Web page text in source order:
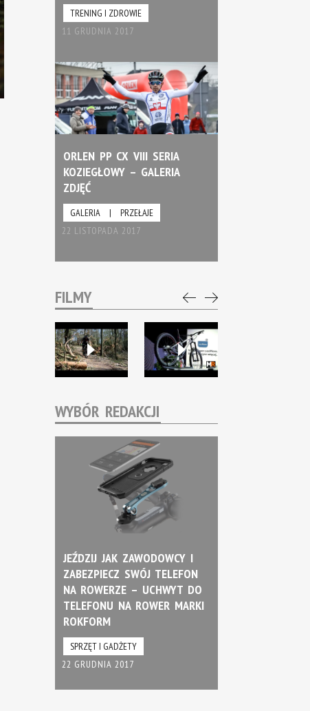
TRENING I ZDROWIE
11 GRUDNIA 2017
ORLEN PP CX VIII SERIA
KOZIEGŁOWY – GALERIA
ZDJĘĆ
GALERIA |
PRZEŁAJE
22 LISTOPADA 2017
FILMY
WYBÓR REDAKCJI
JEŹDZIJ JAK ZAWODOWCY I
ZABEZPIECZ SWÓJ TELEFON
NA ROWERZE – UCHWYT DO
TELEFONU NA ROWER MARKI
ROKFORM
SPRZĘT I GADŻETY
22 GRUDNIA 2017